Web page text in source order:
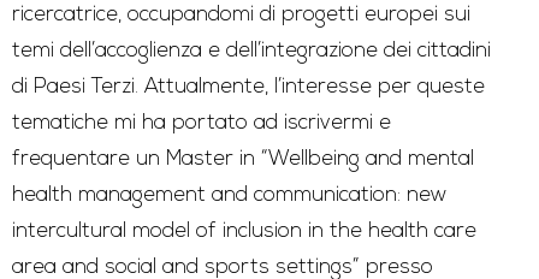
ricercatrice, occupandomi di progetti europei sui
temi dell’accoglienza e dell’integrazione dei cittadini
di Paesi Terzi. Attualmente, l’interesse per queste
tematiche mi ha portato ad iscrivermi e
frequentare un Master in “Wellbeing and mental
health management and communication: new
intercultural model of inclusion in the health care
area and social and sports settings” presso